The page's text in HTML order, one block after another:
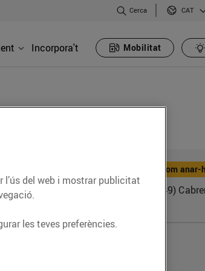
Cerca CAT
Incorpora't Mobilitat
Com anar-
Ctra. Nacional II, 70 (08349)
l’ús del web i mostrar publicitat
les teves preferències.